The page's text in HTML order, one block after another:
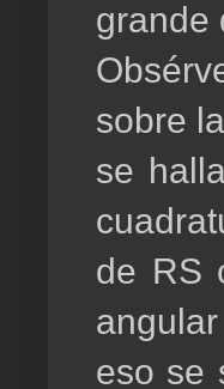
grande
sobre
se
de RS
eso se